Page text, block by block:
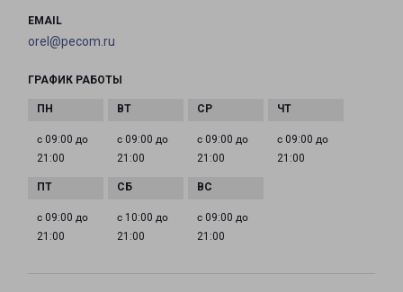
EMAIL
orel@pecom.ru
ГРАФИК РАБОТЫ
с 09:00 до
21:00
с 09:00 до
21:00
с 09:00 до
21:00
с 09:00 до
21:00
с 09:00 до
21:00
с 10:00 до
21:00
с 09:00 до
21:00